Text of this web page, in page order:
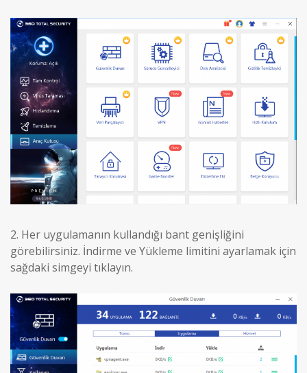
2. Her uygulamanın kullandığı bant genişliğini
görebilirsiniz. İndirme ve Yükleme limitini ayarlamak için
sağdaki simgeyi tıklayın.